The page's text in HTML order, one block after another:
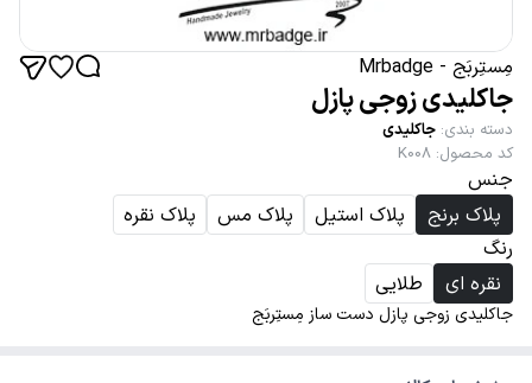
مِستِربَج - Mrbadge
جاکلیدی زوجی پازل
دسته بندی: جاکلیدی
کد محصول:
K008
جنس
پلاک برنج
پلاک استیل پلاک مس
پلاک نقره
رنگ
نقره ای
طلایی
جاکلیدی زوجی پازل دست ساز مِستِربَج